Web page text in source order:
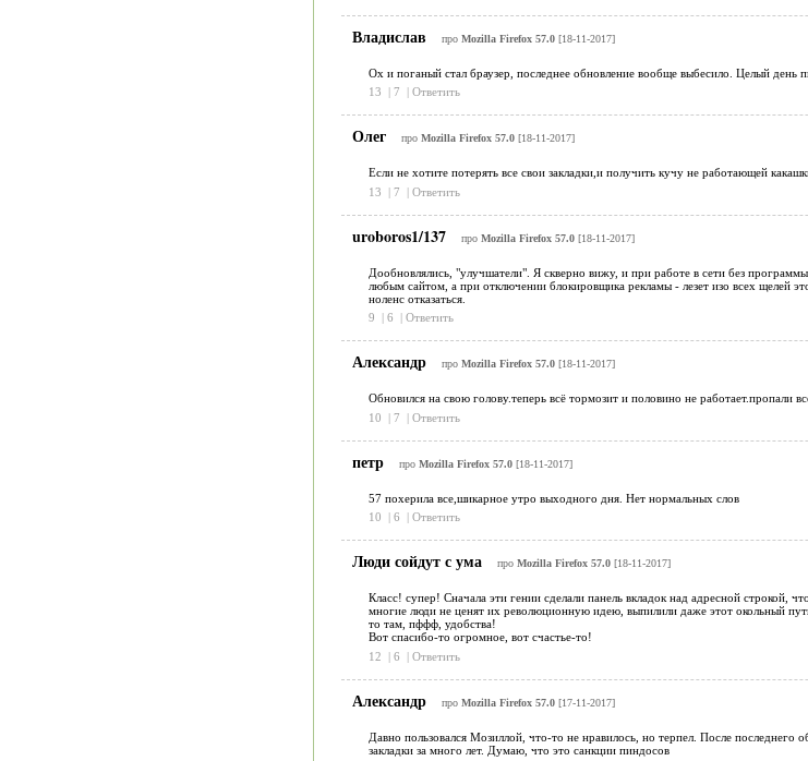
Владислав про Mozilla Firefox 57.0[18-11-2017]
Ох и поганый стал браузер, последнее обновление вообще выбесило. Целый день
13
| 7 | Ответить
Олег про Mozilla Firefox 57.0[18-11-2017]
Если не хотите потерять все свои закладки,и получить кучу не работающей
13
| 7 | Ответить
uroboros1/137 про Mozilla Firefox 57.0[18-11-2017]
Дообновлялись, "улучшатели". Я скверно вижу, и при работе в сети без
любым сайтом, а при отключении блокировщика рекламы - лезет изо всех щелей
ноленс отказаться.
9
| 6 | Ответить
Александр про Mozilla Firefox 57.0[18-11-2017]
Обновился на свою голову.теперь всё тормозит и половино не работает.пропали
10
| 7 | Ответить
петр про Mozilla Firefox 57.0[18-11-2017]
57 похерила все,шикарное утро выходного дня. Нет нормальных слов
10
| 6 | Ответить
Люди сойдут с ума про Mozilla Firefox 57.0[18-11-2017]
Класс! супер! Сначала эти гении сделали панель вкладок над адресной
многие люди не ценят их революционную идею, выпилили даже этот окольный
то там, пффф, удобства!
Вот спасибо-то огромное, вот счастье-то!
12
| 6 | Ответить
Александр про Mozilla Firefox 57.0[17-11-2017]
Давно пользовался Мозиллой, что-то не нравилось, но терпел. После последнего
закладки за много лет. Думаю, что это санкции пиндосов